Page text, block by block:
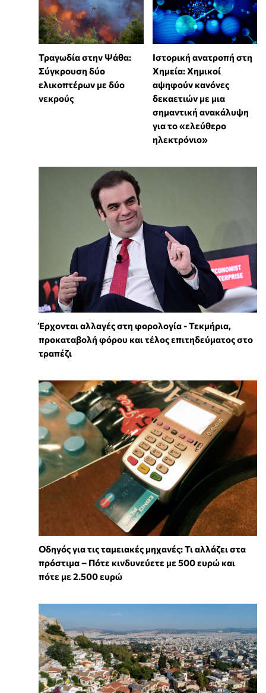
Τραγωδία στην Ψάθα:
Σύγκρουση δύο
ελικοπτέρων με δύο
νεκρούς
Ιστορική ανατροπή στη
Χημεία: Χημικοί
αψηφούν κανόνες
δεκαετιών με μια
σημαντική ανακάλυψη
για το «ελεύθερο
ηλεκτρόνιο»
Έρχονται αλλαγές στη φορολογία - Τεκμήρια,
προκαταβολή φόρου και τέλος επιτηδεύματος στο
τραπέζι
Οδηγός για τις ταμειακές μηχανές: Τι αλλάζει στα
πρόστιμα – Πότε κινδυνεύετε με 500 ευρώ και
πότε με 2.500 ευρώ